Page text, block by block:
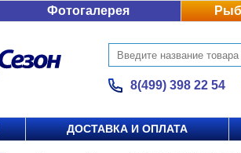
Фотогалерея
8(499) 398 22 54
ДОСТАВКА И ОПЛАТА